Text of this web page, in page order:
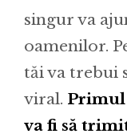
singur va
oamenilor.
tăi va trebui
viral. Primul
va fi să